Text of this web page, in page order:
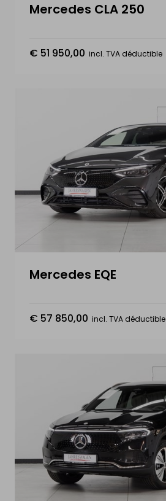
Mercedes CLA 250
€ 51 950,00 incl. TVA déductible
Mercedes EQE
€ 57 850,00 incl. TVA déductible